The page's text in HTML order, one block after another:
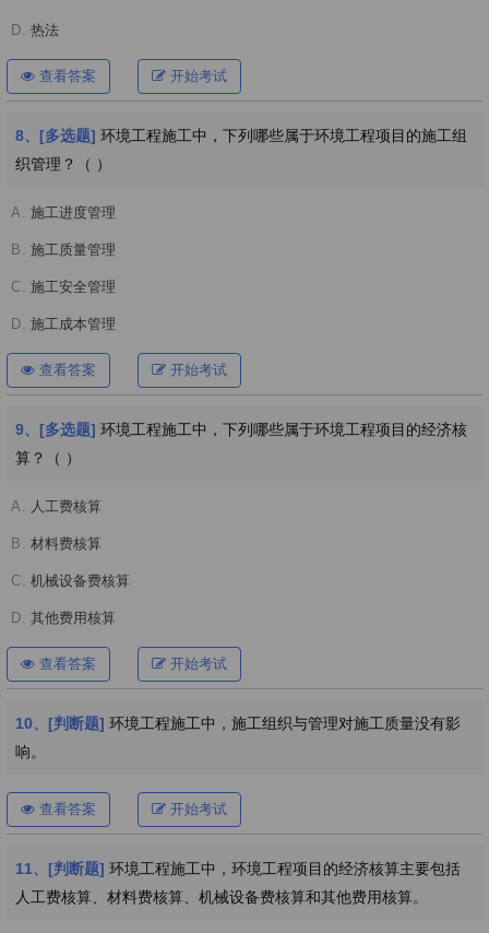
D. 热法
查看答案 开始考试
8、[多选题] 环境工程施工中，下列哪些属于环境工程项目的施工组
织管理？（ ）
A. 施工进度管理
B. 施工质量管理
C. 施工安全管理
D. 施工成本管理
查看答案 开始考试
9、[多选题] 环境工程施工中，下列哪些属于环境工程项目的经济核
算？（ ）
A. 人工费核算
B. 材料费核算
C. 机械设备费核算
D. 其他费用核算
查看答案 开始考试
10、[判断题] 环境工程施工中，施工组织与管理对施工质量没有影
响。
查看答案 开始考试
11、[判断题] 环境工程施工中，环境工程项目的经济核算主要包括
人工费核算、材料费核算、机械设备费核算和其他费用核算。